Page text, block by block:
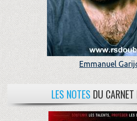
Emmanuel
LES NOTES DU